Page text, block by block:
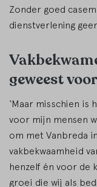
Zonder goed
dienstverlening
geweest
‘Maar misschien
voor mijn mensen
om met Vanbreda
vakbekwaamheid
henzelf én voor de
groei die wij als